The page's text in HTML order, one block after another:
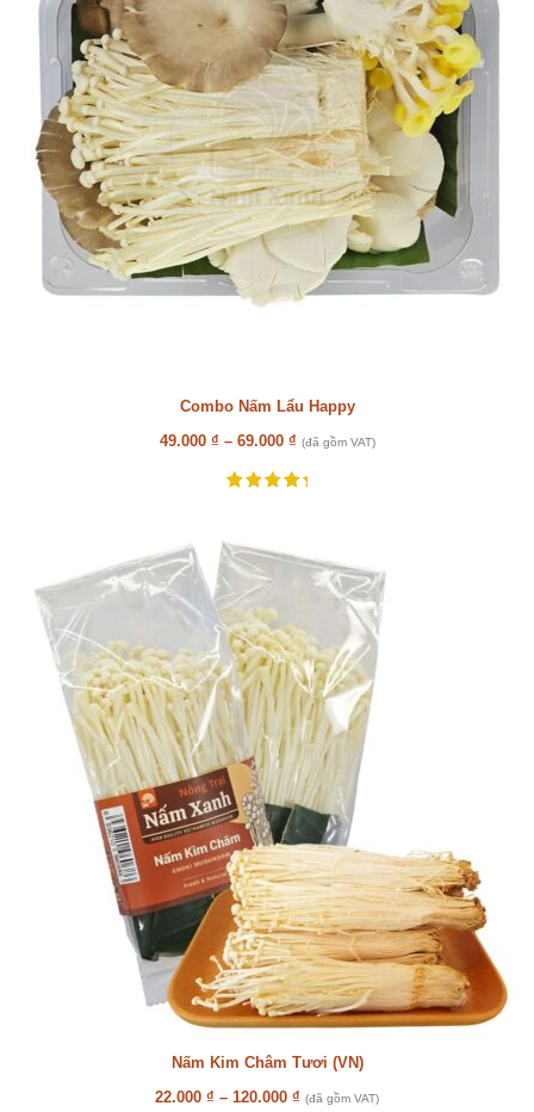
Combo Nấm Lẩu Happy
49.000 ₫ – 69.000 ₫ (đã gồm VAT)
Nấm Kim Châm Tươi (VN)
22.000 ₫ – 120.000 ₫ (đã gồm VAT)